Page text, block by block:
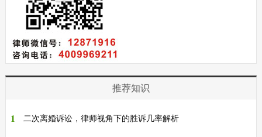
推荐知识
1 二次离婚诉讼，律师视角下的胜诉几率解析